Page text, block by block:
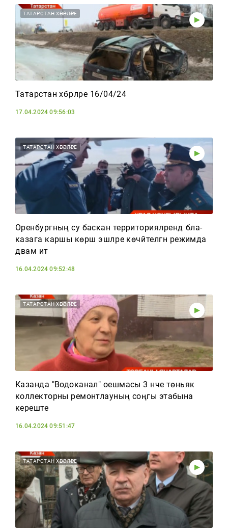
ТАТАРСТАН ХӘБӘРЛӘРЕ
Татарстан хәбәрләре 16/04/24
17.04.2024 09:56:03
ТАТАРСТАН ХӘБӘРЛӘРЕ
Оренбургның су баскан территорияләрендә бәла-
казага каршы көрәш эшләре көчәйтелгән режимда
дәвам итә
16.04.2024 09:52:48
ТАТАРСТАН ХӘБӘРЛӘРЕ
Казанда "Водоканал" оешмасы 3 нче төньяк
коллекторны ремонтлауның соңгы этабына
кереште
16.04.2024 09:51:47
ТАТАРСТАН ХӘБӘРЛӘРЕ